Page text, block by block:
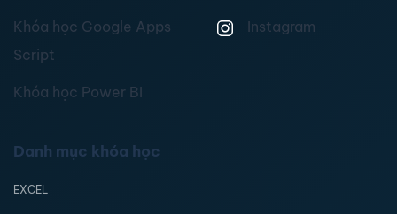
Khóa học Google Apps
Script
Khóa học Power BI
Instagram
Danh mục khóa học
EXCEL